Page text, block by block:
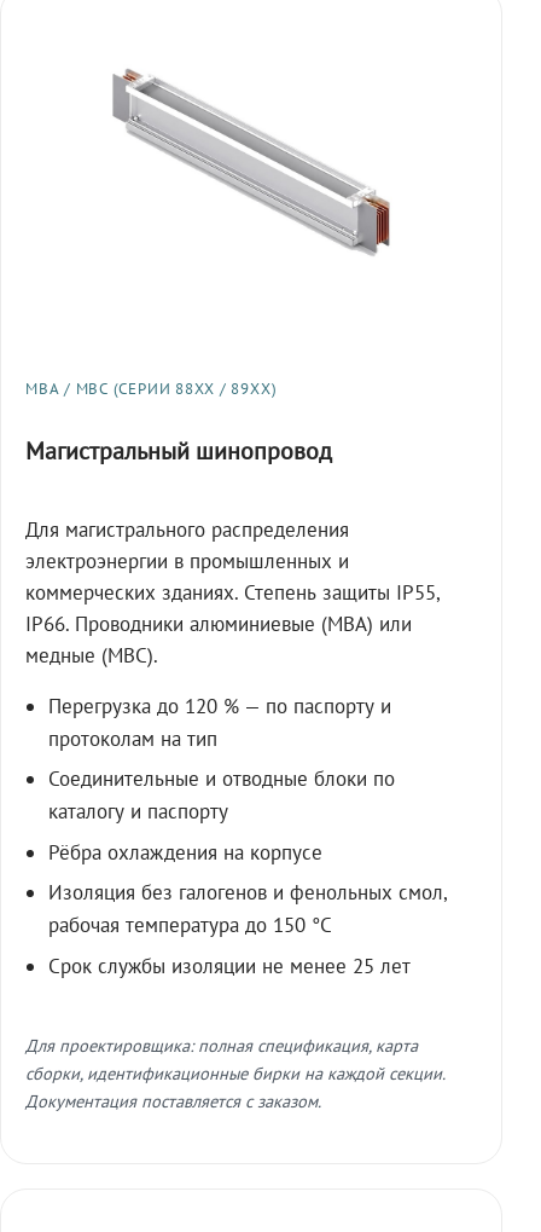
МВА / МВС (СЕРИИ 88XX / 89XX)
Магистральный шинопровод
Для магистрального распределения
электроэнергии в промышленных и
коммерческих зданиях. Степень защиты IP55,
IP66. Проводники алюминиевые (МВА) или
медные (МВС).
Перегрузка до 120 % — по паспорту и
протоколам на тип
Соединительные и отводные блоки по
каталогу и паспорту
Рёбра охлаждения на корпусе
Изоляция без галогенов и фенольных смол,
рабочая температура до 150 °C
Срок службы изоляции не менее 25 лет
Для проектировщика: полная спецификация, карта
сборки, идентификационные бирки на каждой секции.
Документация поставляется с заказом.